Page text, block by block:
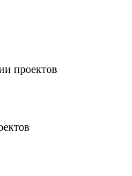
проектов